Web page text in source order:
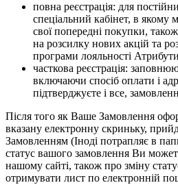
повна реєстрація: для
спеціальний кабінет, в якому
свої попередні покупки,
на розсилку нових акцій та
програми лояльності
часткова реєстрація:
включаючи спосіб оплати і
підтверджуєте і все,
Після того як Ваше Замовлення
вказану електронну скриньку,
Замовленням (Іноді потрапляє в
статус вашого замовлення Ви
нашому сайті, також про зміну
отримувати лист по електронній